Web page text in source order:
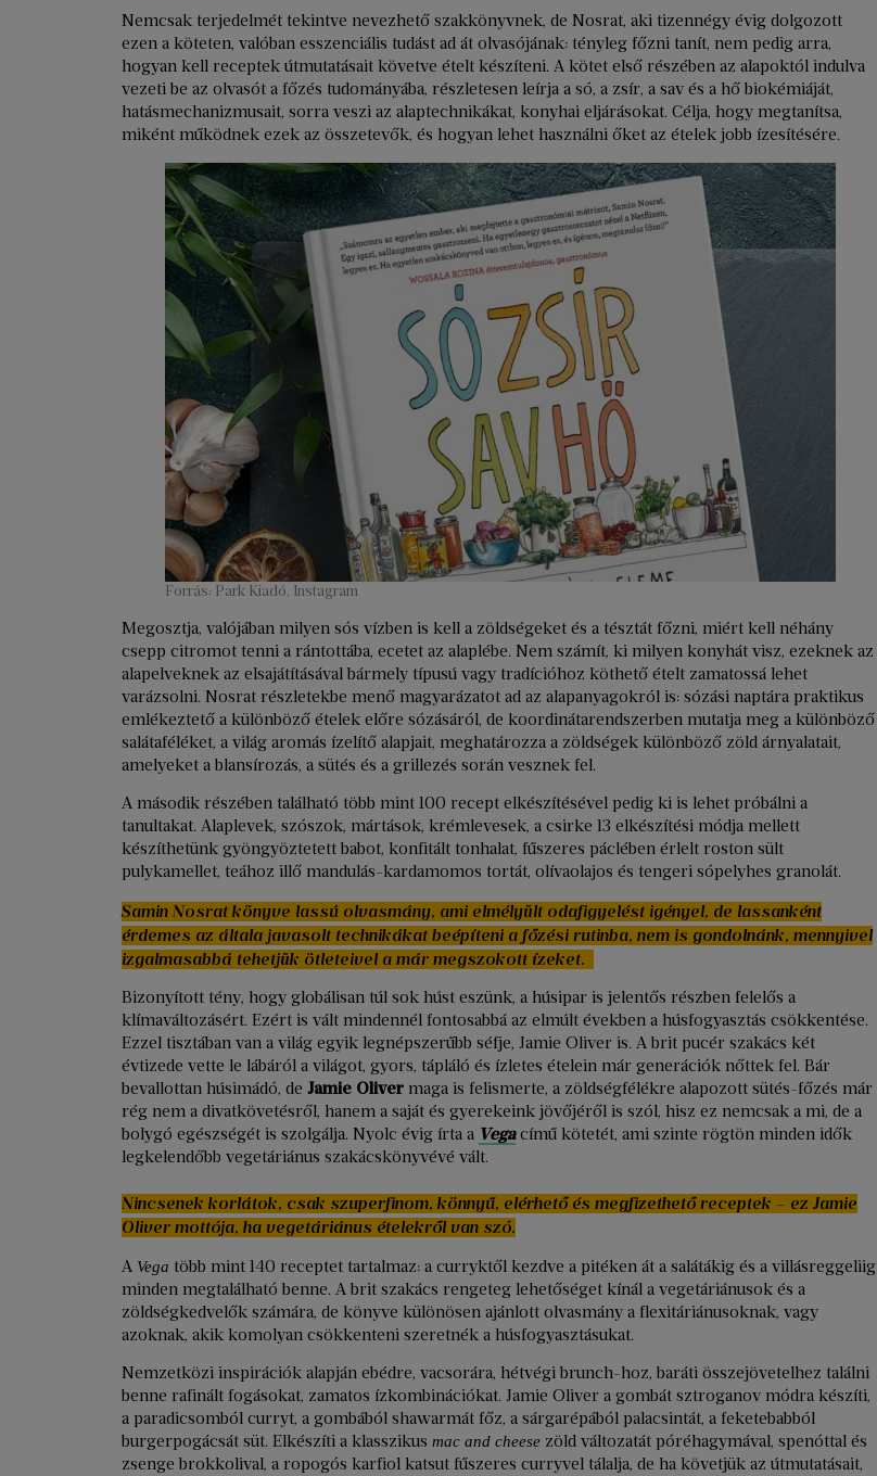
Nemcsak terjedelmét tekintve nevezhető szakkönyvnek, de Nosrat, aki tizennégy évig dolgozott
ezen a köteten, valóban esszenciális tudást ad át olvasójának: tényleg főzni tanít, nem pedig arra,
hogyan kell receptek útmutatásait követve ételt készíteni. A kötet első részében az alapoktól indulva
vezeti be az olvasót a főzés tudományába, részletesen leírja a só, a zsír, a sav és a hő biokémiáját,
hatásmechanizmusait, sorra veszi az alaptechnikákat, konyhai eljárásokat. Célja, hogy megtanítsa,
miként működnek ezek az összetevők, és hogyan lehet használni őket az ételek jobb ízesítésére.
Forrás: Park Kiadó, Instagram
Megosztja, valójában milyen sós vízben is kell a zöldségeket és a tésztát főzni, miért kell néhány
csepp citromot tenni a rántottába, ecetet az alaplébe. Nem számít, ki milyen konyhát visz, ezeknek az
alapelveknek az elsajátításával bármely típusú vagy tradícióhoz köthető ételt zamatossá lehet
varázsolni. Nosrat részletekbe menő magyarázatot ad az alapanyagokról is: sózási naptára praktikus
emlékeztető a különböző ételek előre sózásáról, de koordinátarendszerben mutatja meg a különböző
salátaféléket, a világ aromás ízelítő alapjait, meghatározza a zöldségek különböző zöld árnyalatait,
amelyeket a blansírozás, a sütés és a grillezés során vesznek fel.
A második részében található több mint 100 recept elkészítésével pedig ki is lehet próbálni a
tanultakat. Alaplevek, szószok, mártások, krémlevesek, a csirke 13 elkészítési módja mellett
készíthetünk gyöngyöztetett babot, konfitált tonhalat, fűszeres páclében érlelt roston sült
pulykamellet, teához illő mandulás-kardamomos tortát, olívaolajos és tengeri sópelyhes granolát.
Samin Nosrat könyve lassú olvasmány, ami elmélyült odafigyelést igényel, de lassanként
érdemes az általa javasolt technikákat beépíteni a főzési rutinba, nem is gondolnánk, mennyivel
izgalmasabbá tehetjük ötleteivel a már megszokott ízeket.
Bizonyított tény, hogy globálisan túl sok húst eszünk, a húsipar is jelentős részben felelős a
klímaváltozásért. Ezért is vált mindennél fontosabbá az elmúlt években a húsfogyasztás csökkentése.
Ezzel tisztában van a világ egyik legnépszerűbb séfje, Jamie Oliver is. A brit pucér szakács két
évtizede vette le lábáról a világot, gyors, tápláló és ízletes ételein már generációk nőttek fel. Bár
bevallottan húsimádó, de Jamie Oliver maga is felismerte, a zöldségfélékre alapozott sütés-főzés már
rég nem a divatkövetésről, hanem a saját és gyerekeink jövőjéről is szól, hisz ez nemcsak a mi, de a
bolygó egészségét is szolgálja. Nyolc évig írta a Vegacímű kötetét, ami szinte rögtön minden idők
legkelendőbb vegetáriánus szakácskönyvévé vált.
Nincsenek korlátok, csak szuperfinom, könnyű, elérhető és megfizethető receptek – ez Jamie
Oliver mottója, ha vegetáriánus ételekről van szó.
A Vega több mint 140 receptet tartalmaz: a curryktől kezdve a pitéken át a salátákig és a villásreggeliig
minden megtalálható benne. A brit szakács rengeteg lehetőséget kínál a vegetáriánusok és a
zöldségkedvelők számára, de könyve különösen ajánlott olvasmány a flexitáriánusoknak, vagy
azoknak, akik komolyan csökkenteni szeretnék a húsfogyasztásukat.
Nemzetközi inspirációk alapján ebédre, vacsorára, hétvégi brunch-hoz, baráti összejövetelhez találni
benne rafinált fogásokat, zamatos ízkombinációkat. Jamie Oliver a gombát sztroganov módra készíti,
a paradicsomból curryt, a gombából shawarmát főz, a sárgarépából palacsintát, a feketebabból
burgerpogácsát süt. Elkészíti a klasszikus mac and cheese zöld változatát póréhagymával, spenóttal és
zsenge brokkolival, a ropogós karfiol katsut fűszeres curryvel tálalja, de ha követjük az útmutatásait,